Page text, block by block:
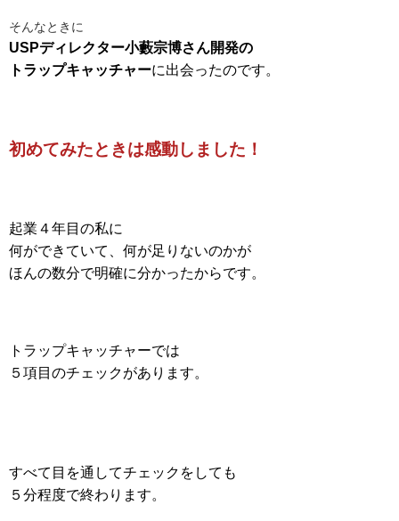
そんなときに
USPディレクター小藪宗博さん開発の
トラップキャッチャーに出会ったのです。
初めてみたときは感動しました！
起業４年目の私に
何ができていて、何が足りないのかが
ほんの数分で明確に分かったからです。
トラップキャッチャーでは
５項目のチェックがあります。
すべて目を通してチェックをしても
５分程度で終わります。